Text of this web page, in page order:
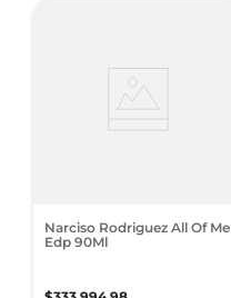
Narciso Rodriguez All Of Me
Edp 90Ml